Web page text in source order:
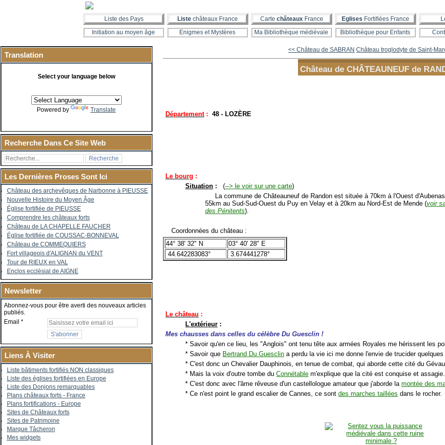
Liste des Pays Liste châteaux France Carte châteauxFrance Eglises Fortifiées France
Initiation au moyen âge
Enigmes et Mystères Ma Bibliothèque médiévale Bibliothèque pour Enfants
Translation
Select your language below
Powered by Translate
Recherche Dans Ce Site Web
Les Dernières Proses Sont Ici
Château des archevêques de Narbonne à PIEUSSE
Nouvelle Histoire du Moyen Âge
Église fortifiée de PIEUSSE
Comprendre les châteaux forts
Château de LA CHAPELLE FAUCHER
Église fortifiée de COUSSAC-BONNEVAL
Château de COMMEQUIERS
Fort villageois d'ALIGNAN du VENT
Tour de RIEUX en VAL
Enclos ecclésial de AIGNE
Newsletter
Abonnez-vous pour être averti des nouveaux articles
publiés.
Email
Liens À Visiter
Liste bâtiments fortifiés NON classiques
Liste des églises fortifiées en Europe
Liste des Donjons remarquables
Plans châteaux forts - France
Plans fortifications - Europe
Sites de Châteaux forts
Sites de Patrimoine
Marque Tâcheron
Mes widgets
<< Château de SABRAN Château troglodyte de Saint-
Château de CHÂTEAUNEUF de
Département : 48 - LOZÈRE
Le bourg :
Situation : (--> le voir sur une carte)
La commune de Châteauneuf de Randon est située à 70km à l'Ouest
55km au Sud-Sud-Ouest du Puy en Velay et à 20km au Nord-Est de Mende (voir
des Pénitents).
Coordonnées du château :
44° 38' 32" N
03° 40' 28" E
44.642283083°
3.674441278°
Le château :
L'extérieur :
Mes chausses dans celles du célèbre Du Guesclin !
* Savoir qu'en ce lieu, les "Anglois" ont tenu tête aux armées Royales me hérissent les
* Savoir que Bertrand Du Guesclin a perdu la vie ici me donne l'envie de trucider quelques
* C'est donc un Chevalier Dauphinois, en tenue de combat, qui aborde cette cité du
* Mais la voix d'outre tombe duConnétable m'explique que la cité est conquise et assagie.
* C'est donc avec l'âme rêveuse d'un castellologue amateur que j'aborde lamontée des
* Ce n'est point le grand escalier de Cannes, ce sontdes marches taillées dans le rocher.